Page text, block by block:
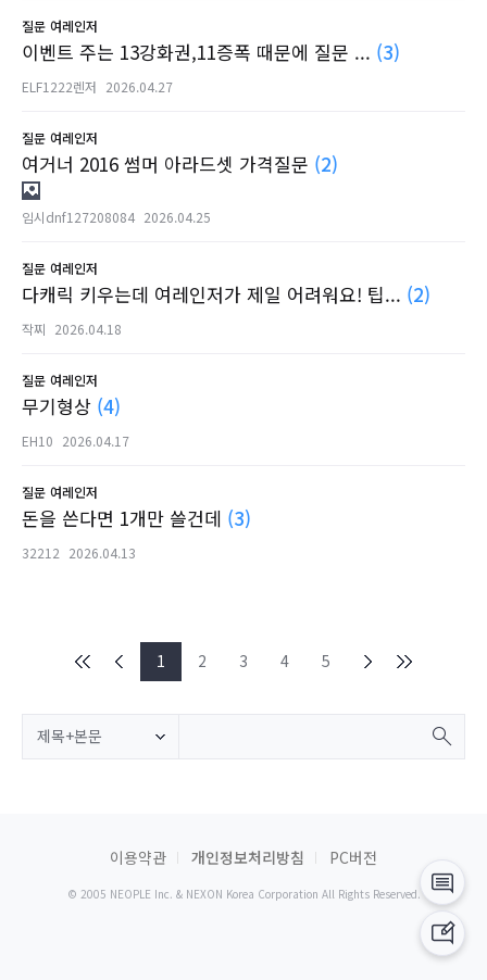
질문 여레인저
이벤트 주는 13강화권,11증폭 때문에 질문 ... (3)
ELF1222렌저 2026.04.27
질문 여레인저
여거너 2016 썸머 아라드셋 가격질문 (2)
임시dnf127208084 2026.04.25
질문 여레인저
다캐릭 키우는데 여레인저가 제일 어려워요! 팁... (2)
작찌 2026.04.18
질문 여레인저
무기형상 (4)
EH10 2026.04.17
질문 여레인저
돈을 쓴다면 1개만 쓸건데 (3)
32212 2026.04.13
1 2 3 4 5
제목+본문
이용약관 개인정보처리방침 PC버전
© 2005 NEOPLE Inc. & NEXON Korea Corporation All Rights Reserved.